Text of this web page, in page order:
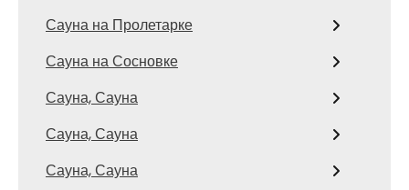
Сауна на Пролетарке
Сауна на Сосновке
Сауна, Сауна
Сауна, Сауна
Сауна, Сауна